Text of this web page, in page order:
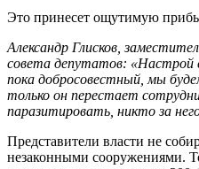
Это принесет ощутимую
Александр Глисков,
совета депутатов: «Настрой
пока добросовестный, мы
только он перестает
паразитировать, никто за
Представители власти не
незаконными сооружениями.